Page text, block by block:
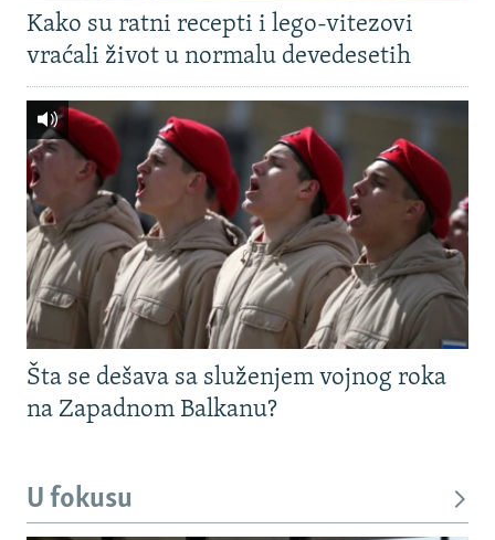
Kako su ratni recepti i lego-vitezovi
vraćali život u normalu devedesetih
Šta se dešava sa služenjem vojnog roka
na Zapadnom Balkanu?
U fokusu